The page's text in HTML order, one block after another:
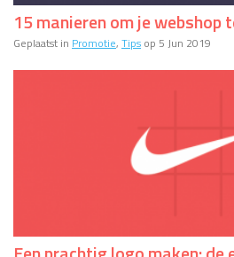
15 manieren om je webshop
Geplaatst in Promotie, Tips op 5 Jun 2019